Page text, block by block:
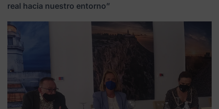
real hacia nuestro entorno”